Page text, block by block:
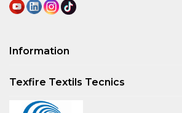
Information
Texfire Textils Tecnics